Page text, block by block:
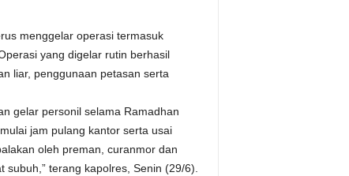
menggelar operasi termasuk
yang digelar rutin berhasil
liar, penggunaan petasan serta
gelar personil selama Ramadhan
jam pulang kantor serta usai
oleh preman, curanmor dan
terang kapolres, Senin (29/6).